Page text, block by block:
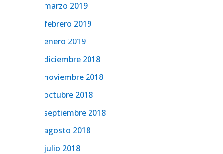
marzo 2019
febrero 2019
enero 2019
diciembre 2018
noviembre 2018
octubre 2018
septiembre 2018
agosto 2018
julio 2018